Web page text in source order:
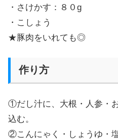
・さけかす：８０g
・こしょう
★豚肉をいれても◎
作り方
①だし汁に、大根・人参・
込む。
②こんにゃく・しょうゆ・